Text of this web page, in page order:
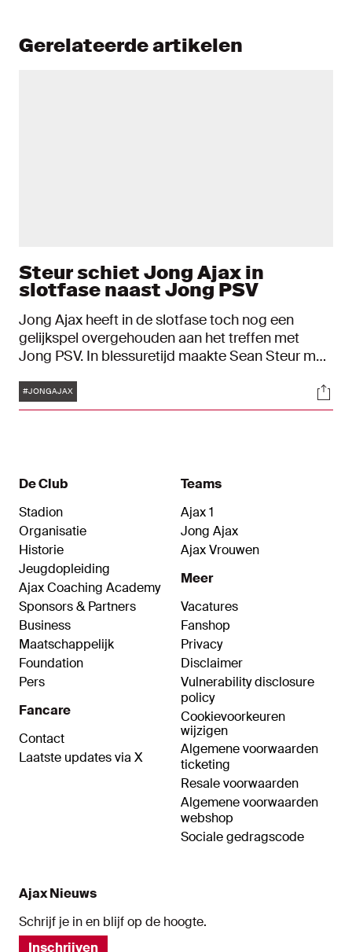
Gerelateerde artikelen
Steur schiet Jong Ajax in
slotfase naast Jong PSV
Jong Ajax heeft in de slotfase toch nog een
gelijkspel overgehouden aan het treffen met
Jong PSV. In blessuretijd maakte Sean Steur met
de Keuken Kampioen Divisie. De Ajacieden
kwamen twee keer op achterstand, maar
Tags
#JONGAJAX
De Club
Stadion
Organisatie
Historie
Jeugdopleiding
Ajax Coaching Academy
Sponsors & Partners
Business
Maatschappelijk
Foundation
Pers
Fancare
Contact
Laatste updates via X
Teams
Ajax 1
Jong Ajax
Ajax Vrouwen
Meer
Vacatures
Fanshop
Privacy
Disclaimer
Vulnerability disclosure
policy
Cookievoorkeuren
wijzigen
Algemene voorwaarden
ticketing
Resale voorwaarden
Algemene voorwaarden
webshop
Sociale gedragscode
Ajax Nieuws
Schrijf je in en blijf op de hoogte.
Inschrijven